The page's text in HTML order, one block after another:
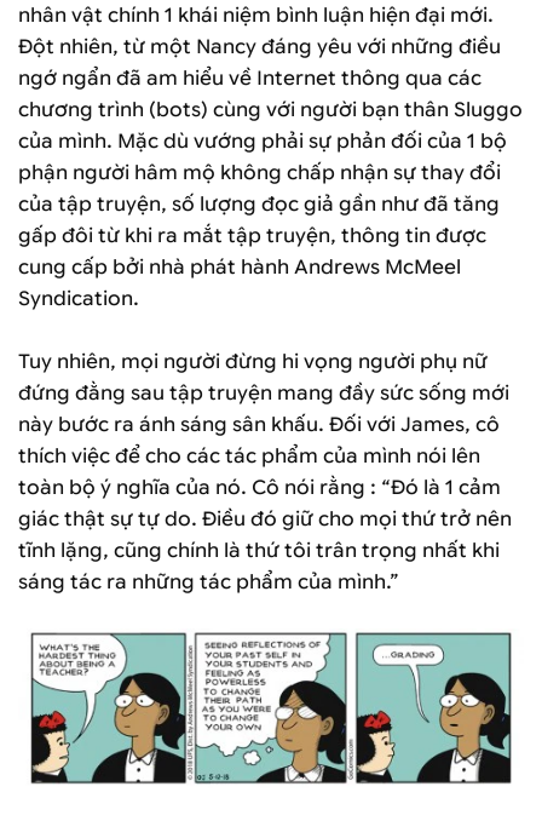
nhân vật chính 1 khái niệm bình luận hiện đại mới.
Đột nhiên, từ một Nancy đáng yêu với những điều
ngớ ngẩn đã am hiểu về Internet thông qua các
chương trình (bots) cùng với người bạn thân Sluggo
của mình. Mặc dù vướng phải sự phản đối của 1 bộ
phận người hâm mộ không chấp nhận sự thay đổi
của tập truyện, số lượng đọc giả gần như đã tăng
gấp đôi từ khi ra mắt tập truyện, thông tin được
cung cấp bởi nhà phát hành Andrews McMeel
Syndication.
Tuy nhiên, mọi người đừng hi vọng người phụ nữ
đứng đằng sau tập truyện mang đầy sức sống mới
này bước ra ánh sáng sân khấu. Đối với James, cô
thích việc để cho các tác phẩm của mình nói lên
toàn bộ ý nghĩa của nó. Cô nói rằng : “Đó là 1 cảm
giác thật sự tự do. Điều đó giữ cho mọi thứ trở nên
tĩnh lặng, cũng chính là thứ tôi trân trọng nhất khi
sáng tác ra những tác phẩm của mình.”